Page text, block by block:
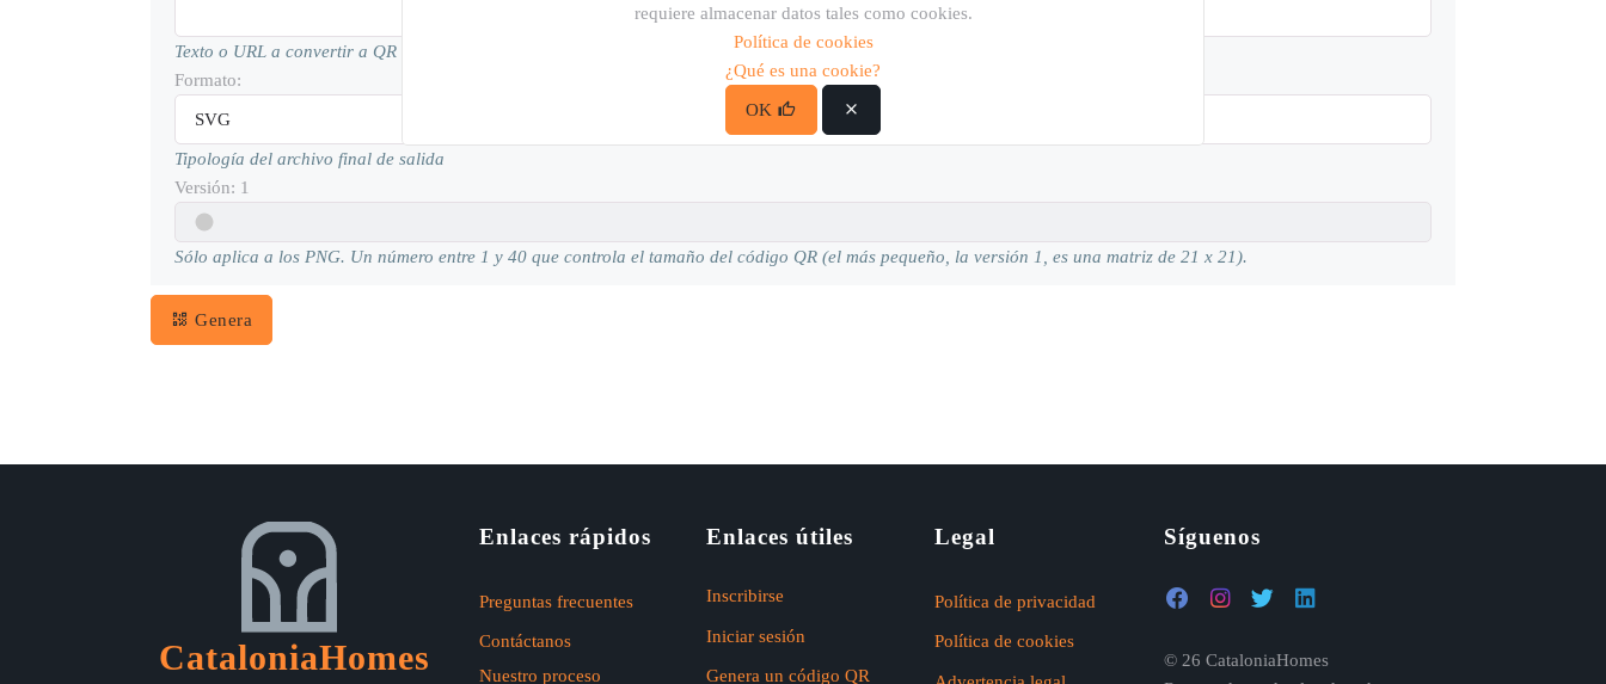
Texto o URL a convertir a QR
Formato:
Tipología del archivo final de salida
Versión: 1
Sólo aplica a los PNG. Un número entre 1 y 40 que controla el tamaño del código QR (el más pequeño, la versión 1, es una matriz de 21 x 21).
Genera
CataloniaHomes
Enlaces rápidos
Preguntas frecuentes
Contáctanos
Nuestro proceso
Enlaces útiles
Inscribirse
Iniciar sesión
Genera un código QR
Legal
Política de privacidad
Política de cookies
Síguenos
© 26 CataloniaHomes
requiere almacenar datos tales como cookies.
Política de cookies
¿Qué es una cookie?
OK